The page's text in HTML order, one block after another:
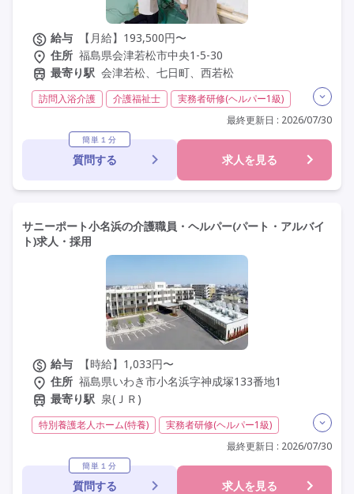
給与
【月給】193,500円〜
住所 福島県会津若松市中央1-5-30
最寄り駅 会津若松、七日町、西若松
訪問入浴介護 介護福祉士
実務者研修(ヘルパー1級)
日勤のみ
夜勤なし
残業月20時間以内
社会保険完備
交通費支給
年間休日110日以上
学歴不問
未経験歓迎
車通勤可
資格取得支援
最終更新日 : 2026/07/30
簡単１分
質問する 求人を見る
サニーポート小名浜の介護職員・ヘルパー(パート・アルバイ
ト)求人・採用
給与
【時給】1,033円〜
住所 福島県いわき市小名浜字神成塚133番地1
最寄り駅 泉(ＪＲ)
特別養護老人ホーム(特養)
実務者研修(ヘルパー1級)
非常勤
学歴不問
未経験歓迎
定年60歳以上 定年65歳以上 車通勤可
最終更新日 : 2026/07/30
簡単１分
質問する 求人を見る